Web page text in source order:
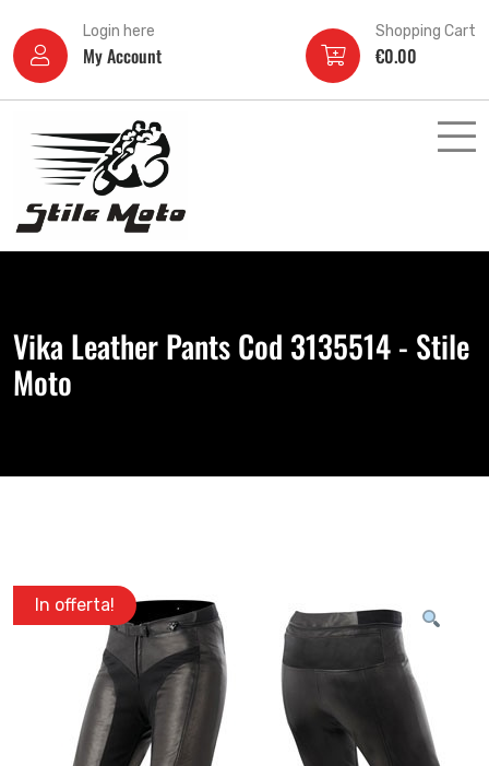
Login here
My Account
Shopping Cart
€0.00
Vika Leather Pants Cod 3135514 - Stile
Moto
In offerta!